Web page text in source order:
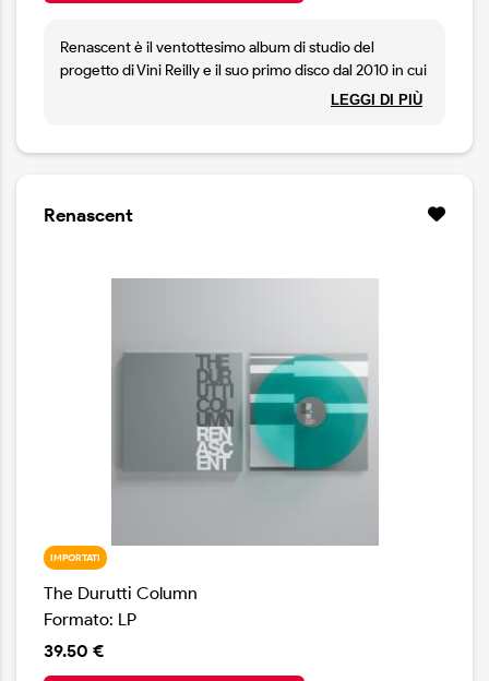
Renascent è il ventottesimo album di studio del
progetto di Vini Reilly e il suo primo disco dal 2010 in cui
uscì "A Pean to Wilson". Il suono del nuovo album
caldi e avvolgenti. Una musica acquerello, fatta di
LEGGI DI PIÙ
Renascent
IMPORTATI
The Durutti Column
Formato: LP
39.50 €